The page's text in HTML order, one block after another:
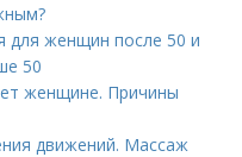
для женщин после 50 и
50
женщине. Причины
движений. Массаж